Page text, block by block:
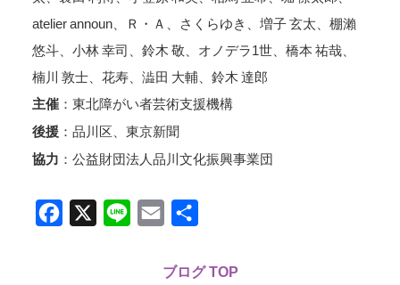
atelier announ、Ｒ・Ａ、さくらゆき、増子 玄太、棚瀨
悠斗、小林 幸司、鈴木 敬、オノデラ1世、橋本 祐哉、
楠川 敦士、花寿、澁田 大輔、鈴木 達郎
主催 ：東北障がい者芸術支援機構
後援 ：品川区、東京新聞
協力 ：公益財団法人品川文化振興事業団
Facebook
X Line Email
ブログ TOP